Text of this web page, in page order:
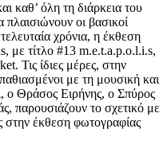
καθ’ όλη τη διάρκεια του
οι βασικοί
χρόνια, η έκθεση
με τίτλο #13 m.e.t.a.p.o.l.i.s,
Τις ίδιες μέρες, στην
με τη μουσική και
ο Θράσος Ειρήνης, ο Σπύρος
παρουσιάζουν το σχετικό με
στην έκθεση φωτογραφίας